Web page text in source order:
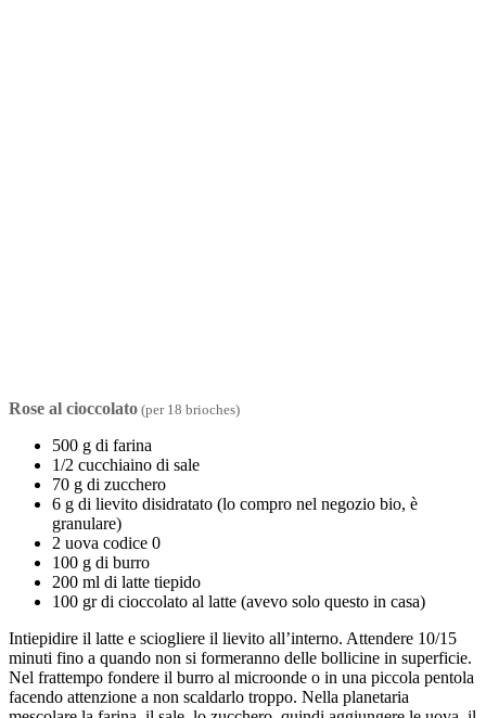
Rose al cioccolato (per 18 brioches)
500 g di farina
1/2 cucchiaino di sale
70 g di zucchero
6 g di lievito disidratato (lo compro nel negozio bio, è
granulare)
2 uova codice 0
100 g di burro
200 ml di latte tiepido
100 gr di cioccolato al latte (avevo solo questo in casa)
Intiepidire il latte e sciogliere il lievito all’interno. Attendere 10/15
minuti fino a quando non si formeranno delle bollicine in superficie.
Nel frattempo fondere il burro al microonde o in una piccola pentola
facendo attenzione a non scaldarlo troppo. Nella planetaria